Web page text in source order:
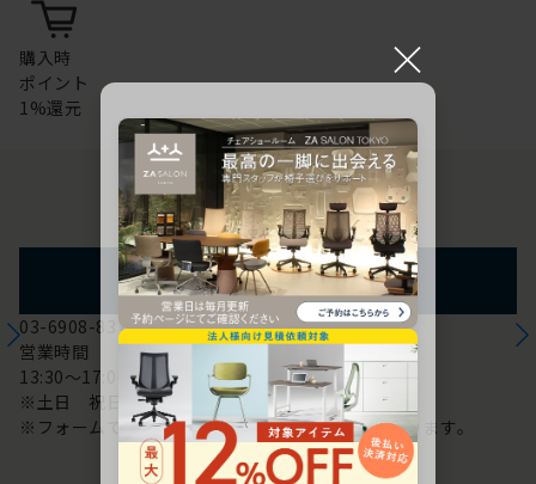
購入時
ポイント
1%還元
お問い合わせ
フォームからのお問い合わせ
03-6908-8370
営業時間
13:30～17:00
※土日 祝日は休み
※フォームでのお問い合わせは24時間対応しております。
×